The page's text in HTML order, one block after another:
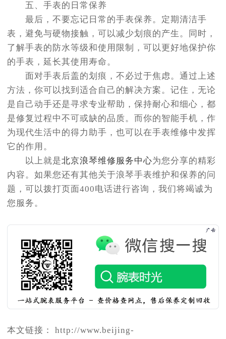
五、手表的日常保养
最后，不要忘记日常的手表保养。定期清洁手
表，避免与硬物接触，可以减少划痕的产生。同时，
了解手表的防水等级和使用限制，可以更好地保护你
的手表，延长其使用寿命。
面对手表后盖的划痕，不必过于焦虑。通过上述
方法，你可以找到适合自己的解决方案。记住，无论
是自己动手还是寻求专业帮助，保持耐心和细心，都
是修复过程中不可或缺的品质。而你的智能手机，作
为现代生活中的得力助手，也可以在手表维修中发挥
它的作用。
以上就是北京浪琴维修服务中心为您分享的精彩
内容。如果您还有其他关于浪琴手表维护和保养的问
题，可以拨打页面400电话进行咨询，我们将竭诚为
您服务。
本文链接： http://www.beijing-